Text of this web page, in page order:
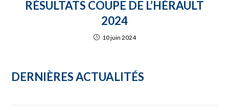
RÉSULTATS COUPE DE L’HÉRAULT
2024
10 juin 2024
DERNIÈRES ACTUALITÉS